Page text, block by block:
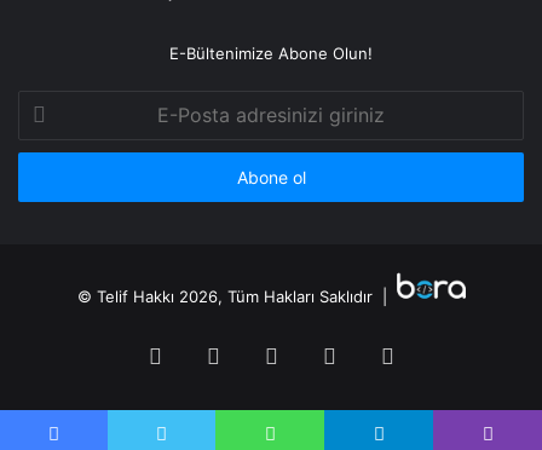
E-Bültenimize Abone Olun!
Posta
adresinizi
© Telif Hakkı 2026, Tüm Hakları Saklıdır |
FacebookTwitter YouTubeInstagram